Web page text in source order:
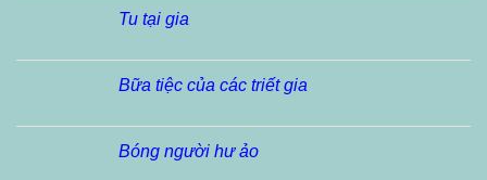
Tu tại gia
Bữa tiệc của các triết gia
Bóng người hư ảo